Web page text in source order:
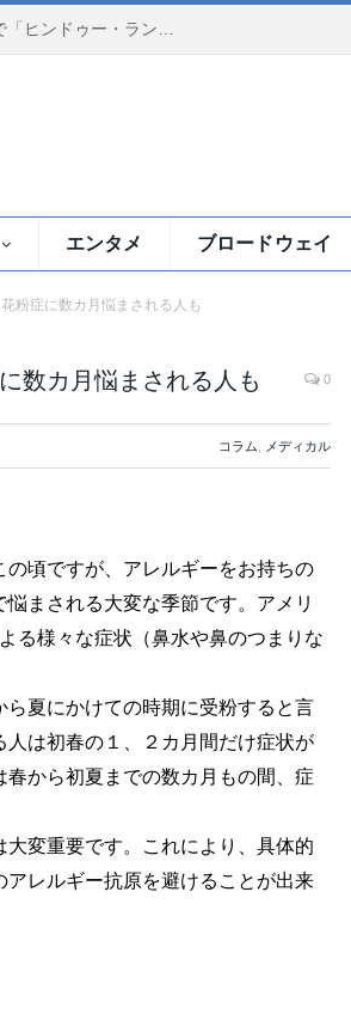
夕暮れのイースト川で祈りの灯、ブルックリンで「ヒンドゥー・ランプ・セレモニー」
エンタメ ブロードウェイ
粉症に数カ月悩まされる人も
数カ月悩まされる人も 0
コラム メディカル
頃ですが、アレルギーをお持ちの
まされる大変な季節です。アメリ
る様々な症状（鼻水や鼻のつまりな
夏にかけての時期に受粉すると言
は初春の１、２カ月間だけ症状が
から初夏までの数カ月もの間、症
変重要です。これにより、具体的
レルギー抗原を避けることが出来